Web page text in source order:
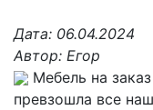
Дата: 06.04.2024
Автор: Егор
Мебель на
превзошла все